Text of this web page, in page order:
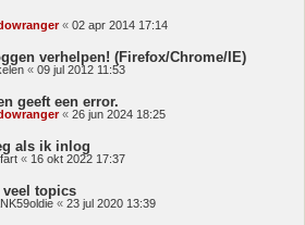
« 02 apr 2014 17:14
verhelpen! (Firefox/Chrome/IE)
« 09 jul 2012 11:53
geeft een error.
« 26 jun 2024 18:25
als ik inlog
« 16 okt 2022 17:37
topics
« 23 jul 2020 13:39